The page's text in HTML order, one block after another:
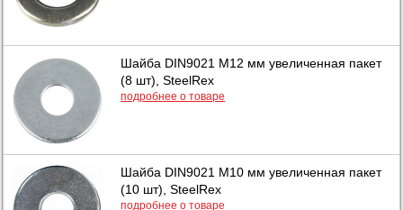
Шайба DIN9021 М12 мм увеличенная пакет
(8 шт), SteelRex
подробнее о товаре
Шайба DIN9021 М10 мм увеличенная пакет
(10 шт), SteelRex
подробнее о товаре